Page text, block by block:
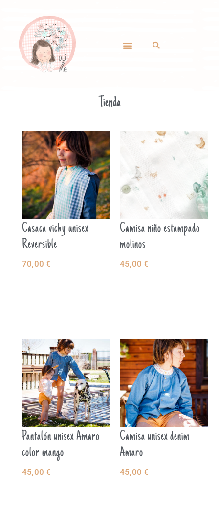
Tienda
Casaca vichy unisex
Reversible
70,00€
Camisa niño estampado
molinos
45,00€
Pantalón unisex Amaro
color mango
45,00€
Camisa unisex denim
Amaro
45,00€